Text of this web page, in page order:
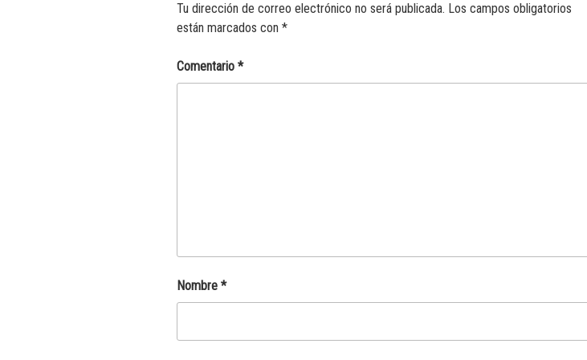
Tu dirección de correo electrónico no será publicada. Los campos obligatorios
están marcados con *
Comentario *
Nombre *